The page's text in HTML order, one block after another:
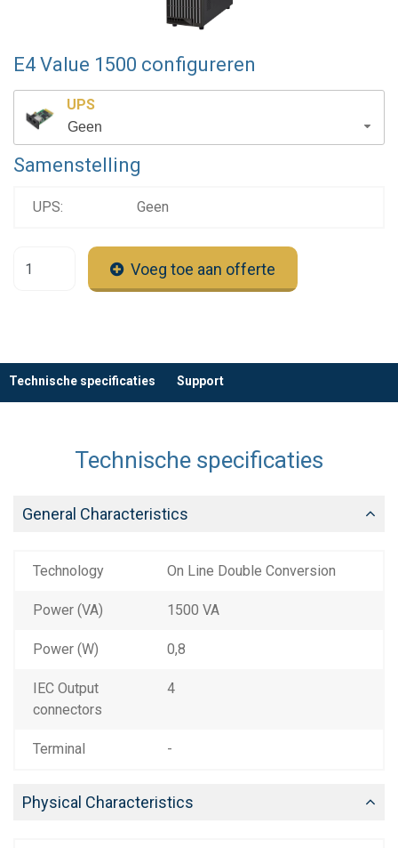
E4 Value 1500 configureren
UPS
Geen
Samenstelling
UPS: Geen
Voeg toe aan offerte
Technische specificaties Support
Technische specificaties
General Characteristics
Technology On Line Double Conversion
Power (VA) 1500 VA
Power (W) 0,8
IEC Output
connectors
4
Terminal -
Physical Characteristics